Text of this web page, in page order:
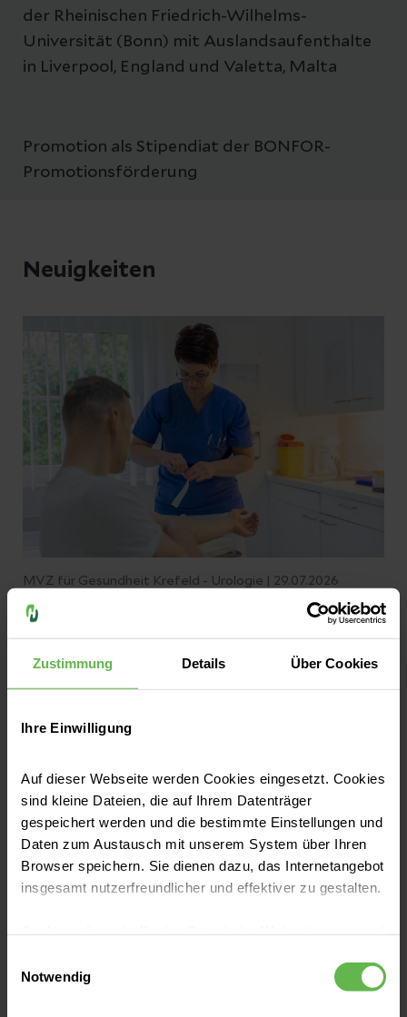
Zustimmung Details Über Cookies
Ihre Einwilligung
Auf dieser Webseite werden Cookies eingesetzt. Cookies
sind kleine Dateien, die auf Ihrem Datenträger
gespeichert werden und die bestimmte Einstellungen und
Daten zum Austausch mit unserem System über Ihren
Browser speichern. Sie dienen dazu, das Internetangebot
insgesamt nutzerfreundlicher und effektiver zu gestalten.
eingesetzt werden.
Notwendig
der Rheinischen Friedrich-Wilhelms-
Universität (Bonn) mit Auslandsaufenthalte
in Liverpool, England und Valetta, Malta
Promotion als Stipendiat der BONFOR-
Promotionsförderung
Neuigkeiten
MVZ für Gesundheit Krefeld - Urologie | 29.07.2026
Prostata-Check: 15 Minuten, die sich
Der Wagen muss zum TÜV, beim
Smartphone wird jedes Update sofort
auf später verschoben. Bei Prostatakrebs
die Erkrankung verursacht im frühen Stadium
häufig keine Beschwerden.
Jetzt lesen
Ich bin auch an weiteren
Standorten für Sie da
Wunschstandort aus.